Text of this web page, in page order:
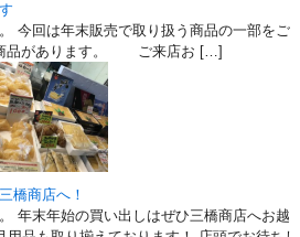
今回は年末販売で取り扱う商品の一部を
品があります。 ご来店お […]
橋商店へ！
年末年始の買い出しはぜひ三橋商店へお